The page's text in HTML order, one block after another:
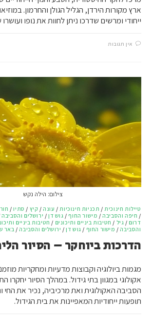
ארץ מקורות הירדן, הגליל הגולן והחרמון.
ייחודי ומרשים שדרכו ניתן לחוות את נופו
אין תגובות
צילום: הילה נקש
טיילות חינוכית / תכניות חינוכיות / עונה/ קיץ / סתיו/
/ חיפה והסביבה/ מישור החוף/ גוש דן / ירושלים והסביבה
דרום / גיל / חטיבות ביניים ותיכונים / חטיבות ביניים
והסביבה/ מישור החוף / גוש דן/ ירושלים והסביבה/ באר
הדרכות ביוחקר – הסיור
מגמות ביולוגיה וקבוצות מדעיות ומחקריות
אקולוגי במגוון בתי גידול. במהלך הסיור יחקרו
הסביבה האקולוגית ואת מרכיביה, נכיר את החי
תופעות ייחודיות המאפיינות את בית הגידול.